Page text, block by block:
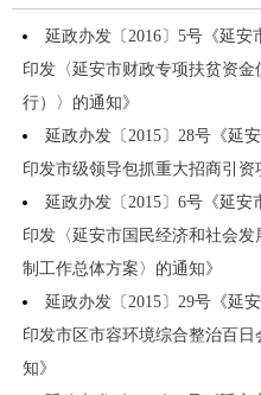
延政办发〔2016〕5号《延
印发〈延安市财政专项扶贫资
行）〉的通知》
延政办发〔2015〕28号《延
印发市级领导包抓重大招商引资
延政办发〔2015〕6号《延
印发〈延安市国民经济和社会
制工作总体方案〉的通知》
延政办发〔2015〕29号《延
印发市区市容环境综合整治百日
知》